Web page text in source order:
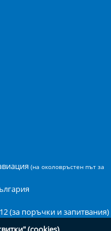
(на околовръстен път за
(за поръчки и запитвания)